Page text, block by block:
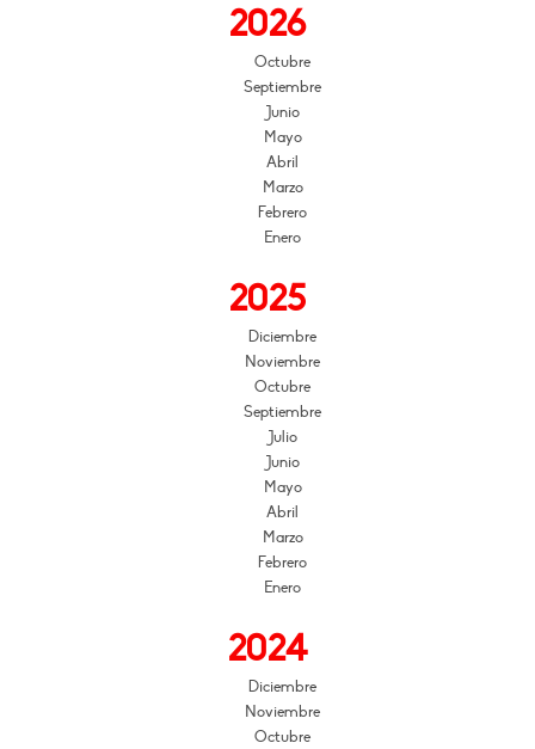
2026
Octubre
Septiembre
Junio
Mayo
Abril
Marzo
Febrero
Enero
2025
Diciembre
Noviembre
Octubre
Septiembre
Julio
Junio
Mayo
Abril
Marzo
Febrero
Enero
2024
Diciembre
Noviembre
Octubre